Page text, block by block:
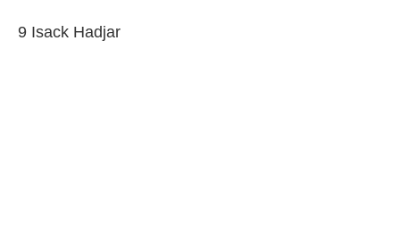
9 Isack Hadjar